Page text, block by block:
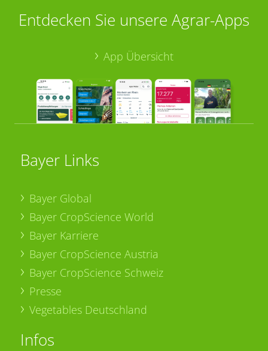
Entdecken Sie unsere Agrar-Apps
App Übersicht
Bayer Links
Bayer Global
Bayer CropScience World
Bayer Karriere
Bayer CropScience Austria
Bayer CropScience Schweiz
Presse
Vegetables Deutschland
Infos